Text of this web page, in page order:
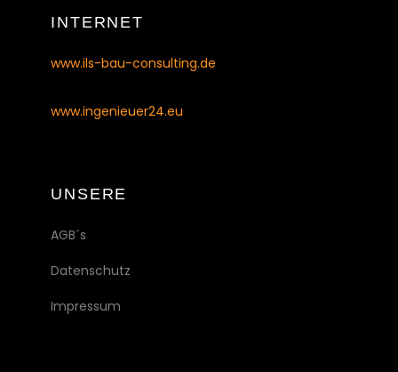
INTERNET
www.ils-bau-consulting.de
www.ingenieuer24.eu
UNSERE
AGB´s
Datenschutz
Impressum